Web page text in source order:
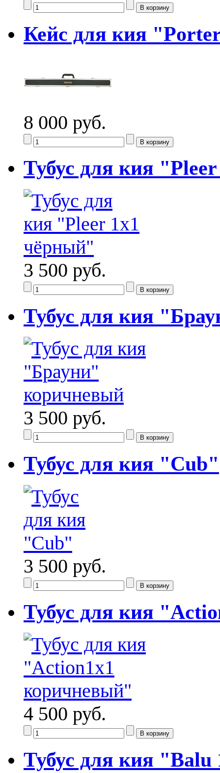
Кейс для кия
8 000 руб.
Тубус для кия
3 500 руб.
Тубус для кия
3 500 руб.
Тубус для кия "Cub"
3 500 руб.
Тубус для кия
4 500 руб.
Тубус для кия